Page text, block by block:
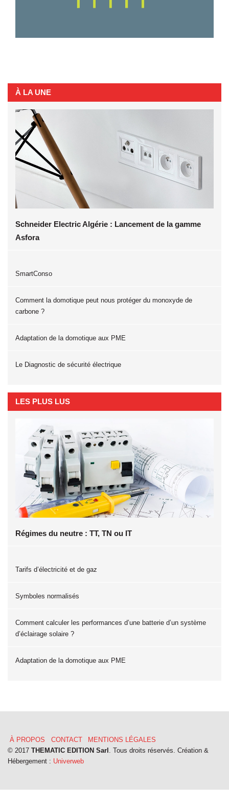
À LA UNE
Schneider Electric Algérie : Lancement de la gamme
Asfora
SmartConso
Comment la domotique peut nous protéger du monoxyde de
carbone ?
Adaptation de la domotique aux PME
Le Diagnostic de sécurité électrique
LES PLUS LUS
Régimes du neutre : TT, TN ou IT
Tarifs d’électricité et de gaz
Symboles normalisés
Comment calculer les performances d’une batterie d’un système
d’éclairage solaire ?
Adaptation de la domotique aux PME
Menu
Pied
À PROPOS CONTACT
MENTIONS LÉGALES
© 2017 THEMATIC EDITION Sarl . Tous droits réservés. Création &
Hébergement : Univerweb